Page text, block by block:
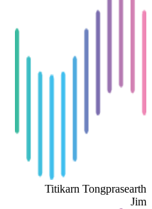
Titikarn Tongprasearth
Jim